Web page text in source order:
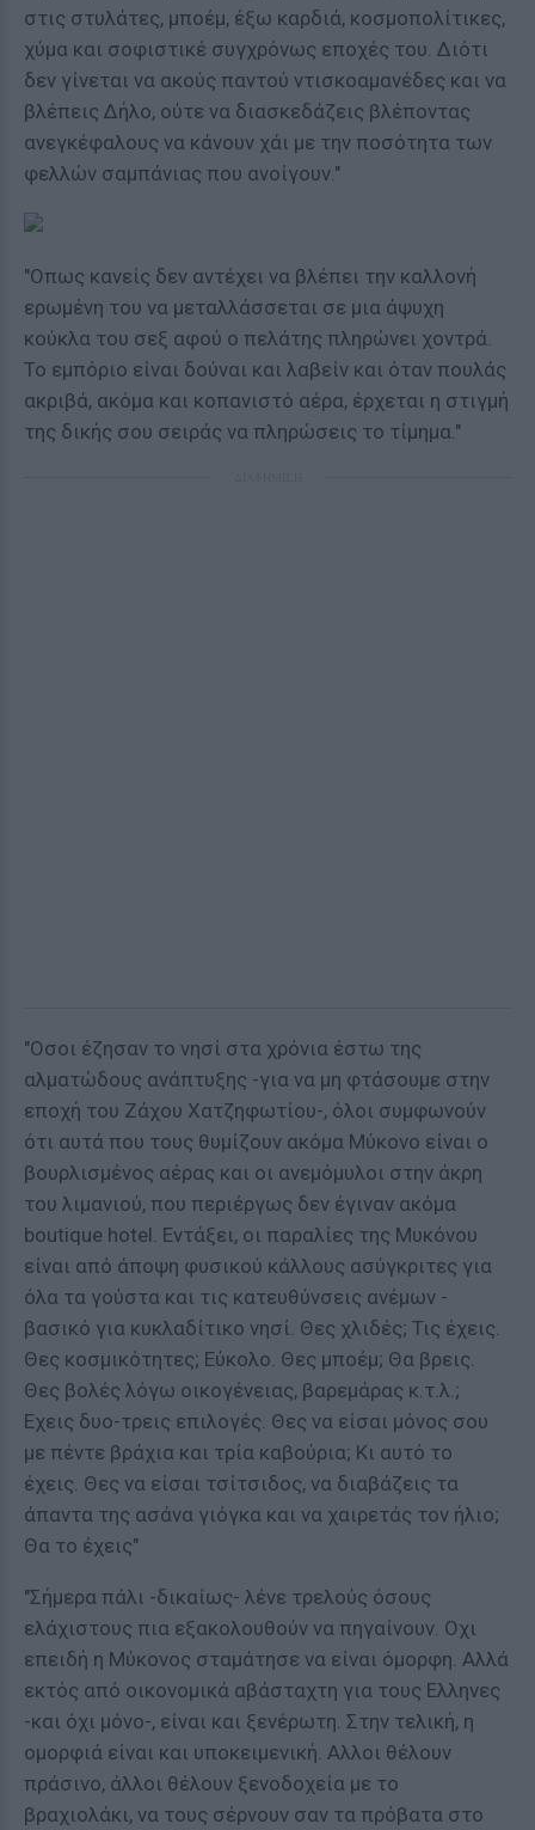
στις στυλάτες, μποέμ, έξω καρδιά, κοσμοπολίτικες,
χύμα και σοφιστικέ συγχρόνως εποχές του. Διότι
δεν γίνεται να ακούς παντού ντισκοαμανέδες και να
βλέπεις Δήλο, ούτε να διασκεδάζεις βλέποντας
ανεγκέφαλους να κάνουν χάι με την ποσότητα των
φελλών σαμπάνιας που ανοίγουν."
"Οπως κανείς δεν αντέχει να βλέπει την καλλονή
ερωμένη του να μεταλλάσσεται σε μια άψυχη
κούκλα του σεξ αφού ο πελάτης πληρώνει χοντρά.
Το εμπόριο είναι δούναι και λαβείν και όταν πουλάς
ακριβά, ακόμα και κοπανιστό αέρα, έρχεται η στιγμή
της δικής σου σειράς να πληρώσεις το τίμημα."
"Οσοι έζησαν το νησί στα χρόνια έστω της
αλματώδους ανάπτυξης -για να μη φτάσουμε στην
εποχή του Ζάχου Χατζηφωτίου-, όλοι συμφωνούν
ότι αυτά που τους θυμίζουν ακόμα Μύκονο είναι ο
βουρλισμένος αέρας και οι ανεμόμυλοι στην άκρη
του λιμανιού, που περιέργως δεν έγιναν ακόμα
boutique hotel. Εντάξει, οι παραλίες της Μυκόνου
είναι από άποψη φυσικού κάλλους ασύγκριτες για
όλα τα γούστα και τις κατευθύνσεις ανέμων -
βασικό για κυκλαδίτικο νησί. Θες χλιδές; Τις έχεις.
Θες κοσμικότητες; Εύκολο. Θες μποέμ; Θα βρεις.
Θες βολές λόγω οικογένειας, βαρεμάρας κ.τ.λ.;
Εχεις δυο-τρεις επιλογές. Θες να είσαι μόνος σου
με πέντε βράχια και τρία καβούρια; Κι αυτό το
έχεις. Θες να είσαι τσίτσιδος, να διαβάζεις τα
άπαντα της ασάνα γιόγκα και να χαιρετάς τον ήλιο;
Θα το έχεις"
"Σήμερα πάλι -δικαίως- λένε τρελούς όσους
ελάχιστους πια εξακολουθούν να πηγαίνουν. Οχι
επειδή η Μύκονος σταμάτησε να είναι όμορφη. Αλλά
εκτός από οικονομικά αβάσταχτη για τους Ελληνες
-και όχι μόνο-, είναι και ξενέρωτη. Στην τελική, η
ομορφιά είναι και υποκειμενική. Αλλοι θέλουν
πράσινο, άλλοι θέλουν ξενοδοχεία με το
βραχιολάκι, να τους σέρνουν σαν τα πρόβατα στο